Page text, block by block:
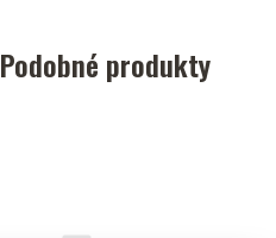
Podobné produkty